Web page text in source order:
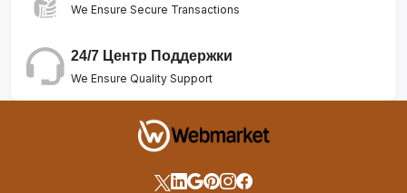
We Ensure Secure Transactions
24/7 Центр Поддержки
We Ensure Quality Support